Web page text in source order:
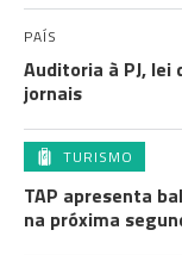
PAÍS
Auditoria à PJ, lei
jornais
TURISMO
TAP apresenta
na próxima